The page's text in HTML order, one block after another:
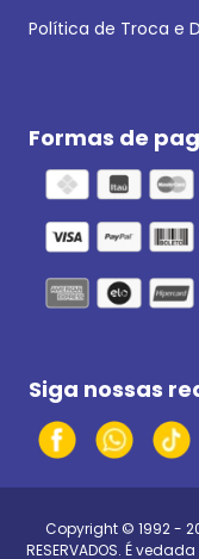
Política de Troca e
Formas de
Siga nossas
Copyright © 1992 -
RESERVADOS. É